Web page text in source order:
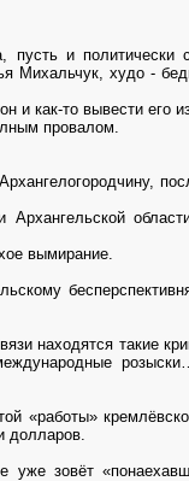
и политически
Михальчук, худо -
как-то вывести его
провалом.
вымирание.
находятся такие
долларов.
уже зовёт